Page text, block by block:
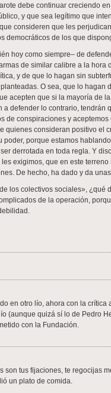
debe continuar creciendo
y que sea legítimo que
consideren que les
democráticos de los que
hoy como siempre– de
de similar calibre a la hora
y de que lo hagan sin
O sea, que lo hagan
acepten que si la mayoría de
a defender lo contrario, tendrán
de conspiraciones y
quienes consideran positivo el
poder, porque estamos
derrotada en toda regla. Y
exigimos, que en este
De hecho, ha dado y da
los colectivos sociales», ¿qué
de la operación,
en otro lío, ahora con la crítica
(aunque quizá sí lo de Pedro
con la Fundación.
son tus fijaciones, te regocijas
un plato de comida.